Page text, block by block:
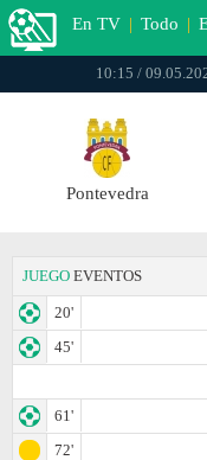
En TV | Todo |
10:15 /
Pontevedra
JUEGO EVENTOS
20'
45'
61'
72'